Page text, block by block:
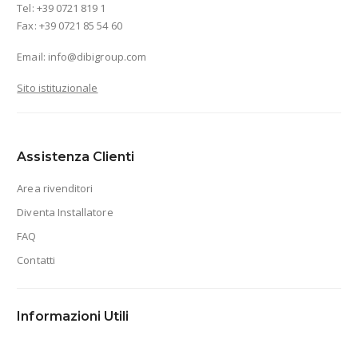
Tel: +39 0721 819 1
Fax: +39 0721 85 54 60
Email: info@dibigroup.com
Sito istituzionale
Assistenza Clienti
Area rivenditori
Diventa Installatore
FAQ
Contatti
Informazioni Utili